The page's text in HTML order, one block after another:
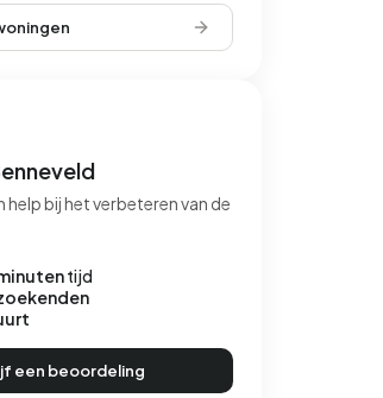
help bij het verbeteren van de
tijd
een beoordeling